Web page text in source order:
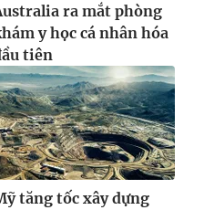
ra mắt phòng
y học cá nhân hóa
tiên
tăng tốc xây dựng